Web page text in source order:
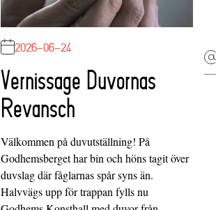
2026-06-24
Vernissage Duvornas
Revansch
Välkommen på duvutställning! På
Godhemsberget har bin och höns tagit över
duvslag där fåglarnas spår syns än.
Halvvägs upp för trappan fylls nu